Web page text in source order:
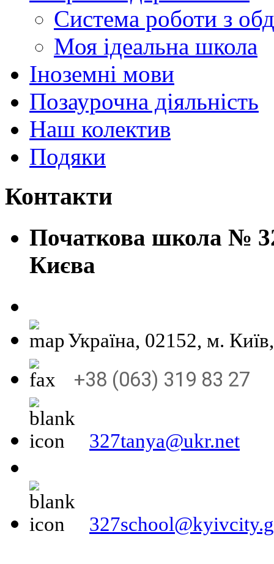
Система роботи з
Моя ідеальна школа
Іноземні мови
Позаурочна діяльність
Наш колектив
Подяки
Контакти
Початкова школа №
Києва
Україна, 02152,
+38 (063) 319 83 27
327tanya@ukr.net